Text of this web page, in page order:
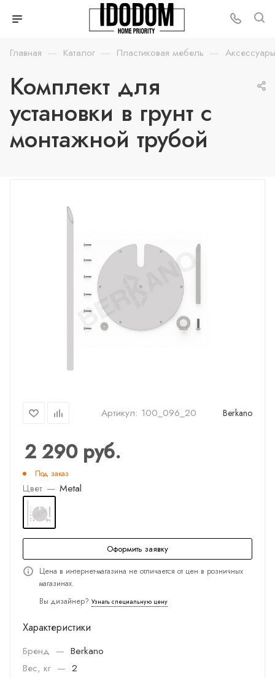
Главная — Каталог — Пластиковая мебель —
Комплект для
установки в грунт с
монтажной трубой
Артикул: 100_096_20 Berkano
2 290руб.
Под заказ
Цвет — Metal
Оформить заявку
Цена в интернет-магазина не отличается от цен в розничных
магазинах.
Вы дизайнер? Узнать специальную цену
Характеристики
Бренд — Berkano
Вес, кг — 2